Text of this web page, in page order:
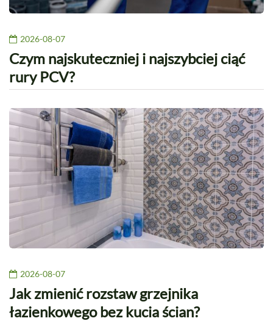
2026-08-07
Czym najskuteczniej i najszybciej ciąć
rury PCV?
2026-08-07
Jak zmienić rozstaw grzejnika
łazienkowego bez kucia ścian?